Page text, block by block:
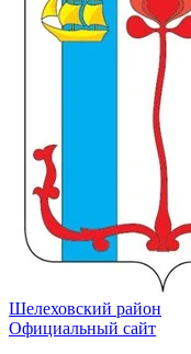
Шелеховский район
Официальный сайт